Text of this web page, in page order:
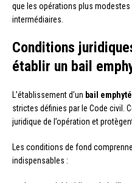
que les opérations plus
intermédiaires.
Conditions
établir un bail
L’établissement d’un bail
strictes définies par le Code civil.
juridique de l’opération et
Les conditions de fond
indispensables :